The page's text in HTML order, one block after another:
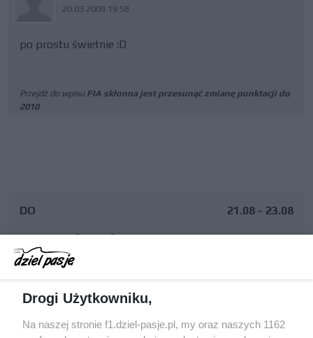
20.03.2009 19:58
po prostu świetnie :D
Przejdź do wpisu FIA skłonna jest przesunąć zmianę punktacji do
2010
DO
GP Holandii
21.08 - 23.08
ZOSTAŁO:
Drogi Użytkowniku,
Na naszej stronie f1.dziel-pasje.pl, my oraz naszych 1162